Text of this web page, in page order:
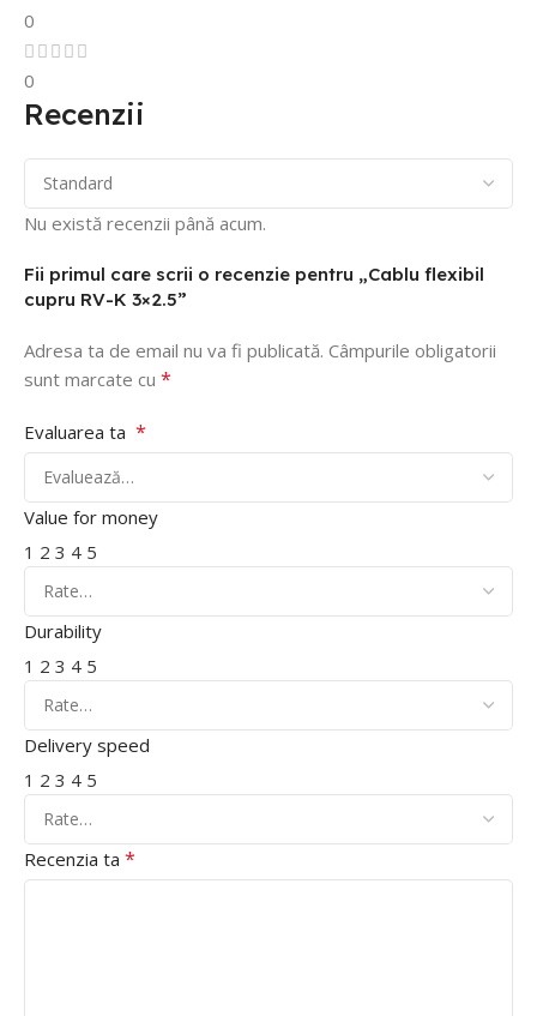
0
0
Recenzii
Nu există recenzii până acum.
Fii primul care scrii o recenzie pentru „Cablu flexibil
cupru RV-K 3×2.5”
Adresa ta de email nu va fi publicată. Câmpurile obligatorii
sunt marcate cu *
Evaluarea ta *
Value for money
1 2 3 4 5
Durability
1 2 3 4 5
Delivery speed
1 2 3 4 5
Recenzia ta *